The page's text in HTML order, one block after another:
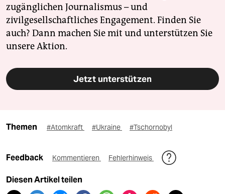
zugänglichen Journalismus – und
zivilgesellschaftliches Engagement. Finden Sie
auch? Dann machen Sie mit und unterstützen Sie
unsere Aktion.
Jetzt unterstützen
Themen #Atomkraft #Ukraine #Tschornobyl
Feedback Kommentieren Fehlerhinweis
Diesen Artikel teilen